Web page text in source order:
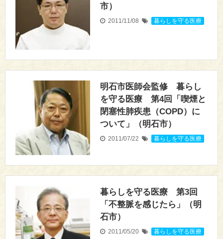
市）
2011/11/08 暮らしを守る医療
明石市医師会監修 暮らし
を守る医療 第4回「喫煙と
閉塞性肺疾患（COPD）に
ついて」（明石市）
2011/07/22 暮らしを守る医療
暮らしを守る医療 第3回
「不整脈を感じたら」（明
石市）
2011/05/20 暮らしを守る医療